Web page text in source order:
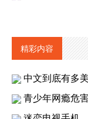
精彩内容
中文到底有多
青少年网瘾危